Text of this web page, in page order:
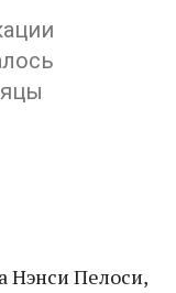
Нэнси Пелоси,